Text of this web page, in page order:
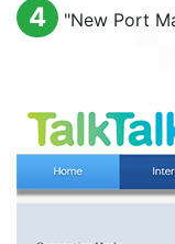
4 "New Port